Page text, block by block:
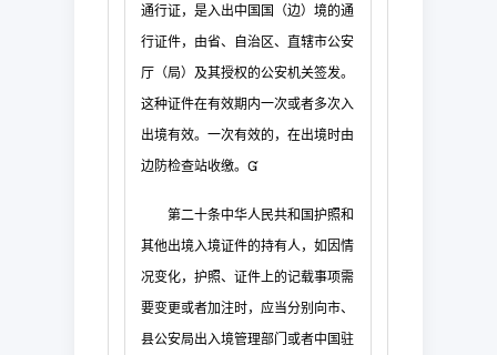
通行证，是入出中国国（边）境的通
行证件，由省、自治区、直辖市公安
厅（局）及其授权的公安机关签发。
这种证件在有效期内一次或者多次入
出境有效。一次有效的，在出境时由
边防检查站收缴。
第二十条中华人民共和国护照和
其他出境入境证件的持有人，如因情
况变化，护照、证件上的记载事项需
要变更或者加注时，应当分别向市、
县公安局出入境管理部门或者中国驻